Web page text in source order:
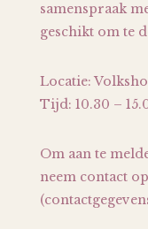
samenspraak
geschikt om te
Locatie:
Tijd: 10.30 –
Om aan te
neem contact